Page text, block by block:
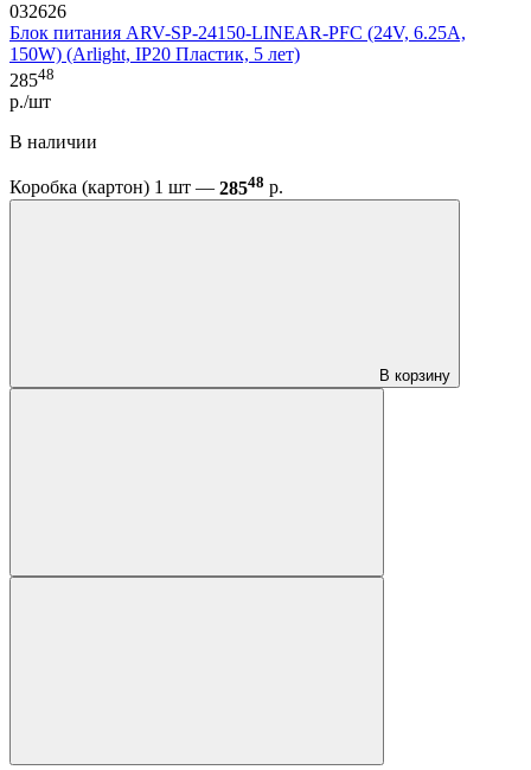
032626
Блок питания ARV-SP-24150-LINEAR-PFC (24V, 6.25A,
150W) (Arlight, IP20 Пластик, 5 лет)
28548
р./шт
В наличии
Коробка (картон) 1 шт — 28548 р.
В корзину